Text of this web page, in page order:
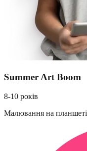
Summer Art Boom
8-10 років
Малювання на планшеті